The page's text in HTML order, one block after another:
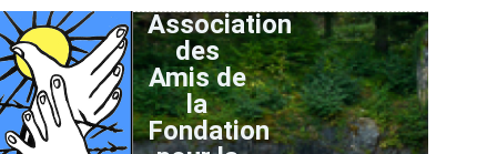
Association
des
Amis de
la
Fondation